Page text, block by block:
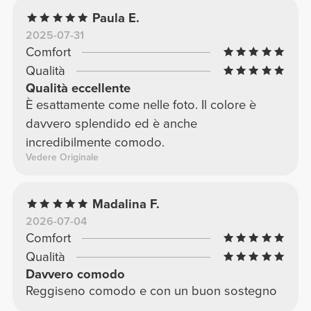
Paula E.
2025-07-31
Comfort
Qualità
Qualità eccellente
È esattamente come nelle foto. Il colore è
davvero splendido ed è anche
incredibilmente comodo.
Vedere Originale
Madalina F.
2026-07-04
Comfort
Qualità
Davvero comodo
Reggiseno comodo e con un buon sostegno